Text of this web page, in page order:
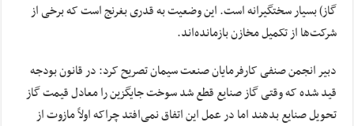
گاز) بسیار سختگیرانه است. این وضعیت به قدری بغرنج است که برخی از
شرکت‌ها از تکمیل مخازن بازمانده‌اند.
دبیر انجمن صنفی کارفرمایان صنعت سیمان تصریح کرد: در قانون بودجه
قید شده که وقتی گاز صنایع قطع شد سوخت جایگزین را معادل قیمت گاز
تحویل صنایع بدهند اما در عمل این اتفاق نمی‌افتد چراکه اولاً مازوت از